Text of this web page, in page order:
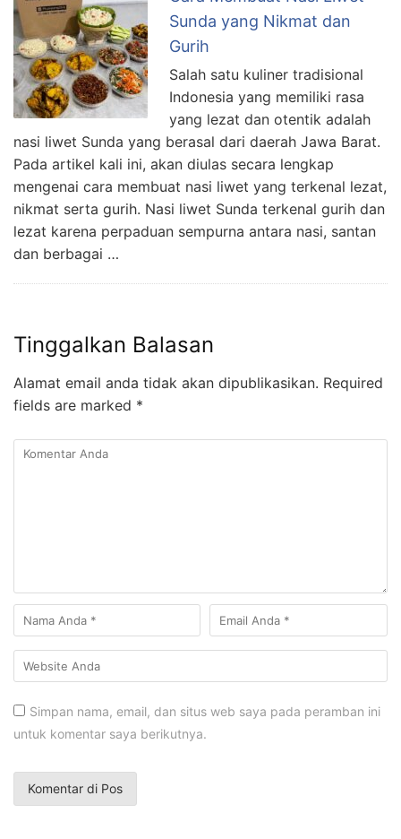
Sunda yang Nikmat dan
Gurih
Salah satu kuliner tradisional
Indonesia yang memiliki rasa
yang lezat dan otentik adalah
nasi liwet Sunda yang berasal dari daerah Jawa Barat.
Pada artikel kali ini, akan diulas secara lengkap
mengenai cara membuat nasi liwet yang terkenal lezat,
nikmat serta gurih. Nasi liwet Sunda terkenal gurih dan
lezat karena perpaduan sempurna antara nasi, santan
dan berbagai …
Tinggalkan Balasan
Alamat email anda tidak akan dipublikasikan. Required
fields are marked *
Simpan nama, email, dan situs web saya pada peramban ini
untuk komentar saya berikutnya.